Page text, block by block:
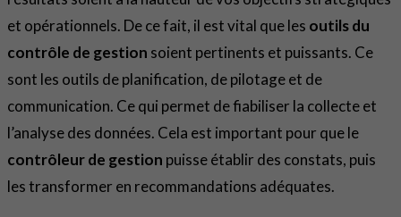
et opérationnels. De ce fait, il est vital que les outils du
contrôle de gestion soient pertinents et puissants. Ce
sont les outils de planification, de pilotage et de
communication. Ce qui permet de fiabiliser la collecte et
l’analyse des données. Cela est important pour que le
contrôleur de gestion puisse établir des constats, puis
les transformer en recommandations adéquates.